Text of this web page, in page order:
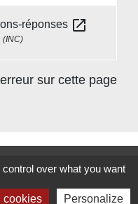
réponses open_in_new
(INC)
sur cette page
over what you want
cookies Personalize